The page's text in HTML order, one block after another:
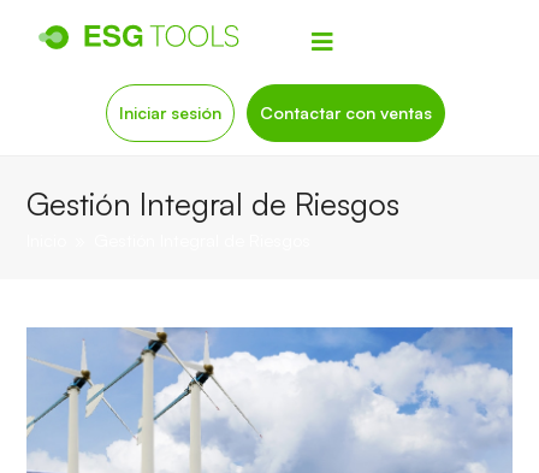
Iniciar sesión Contactar con ventas
Gestión Integral de Riesgos